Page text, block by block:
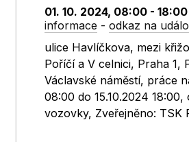
01. 10. 2024, 08:00 - 18:00
informace -odkaz na
ulice Havlíčkova, mezi
Poříčí a V celnici, Praha 1,
Václavské náměstí, práce
08:00 do 15.10.2024
vozovky, Zveřejněno: TSK